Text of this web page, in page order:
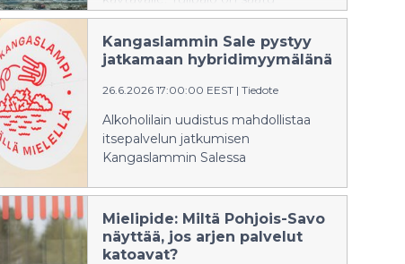
sammutettua. Tulipalossa ei
tapahtunut henkilövahinkoja.
Majoittuminen toimii tällä hetkellä
normaalisti. Maisemasalin
kesäteatteri tältä päivältä on
peruttu. Kiitos henkilökunnalle ja
pelastusviranomaisille ripeästi
toiminnasta.
Kangaslammin Sale pystyy
jatkamaan hybridimyymälänä
26.6.2026 17:00:00 EEST | Tiedote
Alkoholilain uudistus mahdollistaa
itsepalvelun jatkumisen
Kangaslammin Salessa
Mielipide: Miltä Pohjois-Savo
näyttää, jos arjen palvelut
katoavat?